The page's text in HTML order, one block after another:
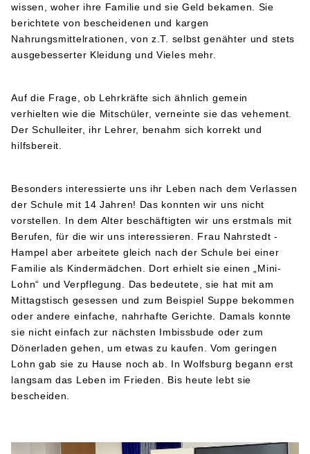
wissen, woher ihre Familie und sie Geld bekamen. Sie
berichtete von bescheidenen und kargen
Nahrungsmittelrationen, von z.T. selbst genähter und stets
ausgebesserter Kleidung und Vieles mehr.
Auf die Frage, ob Lehrkräfte sich ähnlich gemein
verhielten wie die Mitschüler, verneinte sie das vehement.
Der Schulleiter, ihr Lehrer, benahm sich korrekt und
hilfsbereit.
Besonders interessierte uns ihr Leben nach dem Verlassen
der Schule mit 14 Jahren! Das konnten wir uns nicht
vorstellen. In dem Alter beschäftigten wir uns erstmals mit
Berufen, für die wir uns interessieren. Frau Nahrstedt -
Hampel aber arbeitete gleich nach der Schule bei einer
Familie als Kindermädchen. Dort erhielt sie einen „Mini-
Lohn“ und Verpflegung. Das bedeutete, sie hat mit am
Mittagstisch gesessen und zum Beispiel Suppe bekommen
oder andere einfache, nahrhafte Gerichte. Damals konnte
sie nicht einfach zur nächsten Imbissbude oder zum
Dönerladen gehen, um etwas zu kaufen. Vom geringen
Lohn gab sie zu Hause noch ab. In Wolfsburg begann erst
langsam das Leben im Frieden. Bis heute lebt sie
bescheiden.